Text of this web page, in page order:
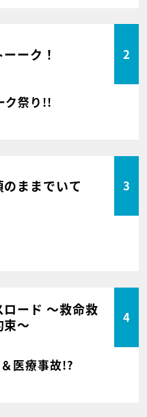
ーク！ 2
ク祭り!!
のままでいて 3
ロード ～救命救
束～
4
医療事故!?